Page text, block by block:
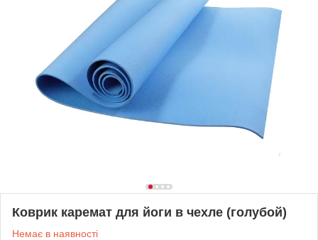
Коврик каремат для йоги в чехле (голубой)
Немає в наявності